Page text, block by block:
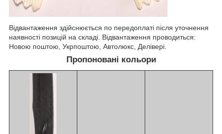
Відвантаження здійснюється по передоплаті після уточнення
наявності позицій на складі. Відвантаження проводиться:
Новою поштою, Укрпоштою, Автолюкс, Делівері.
Пропоновані кольори